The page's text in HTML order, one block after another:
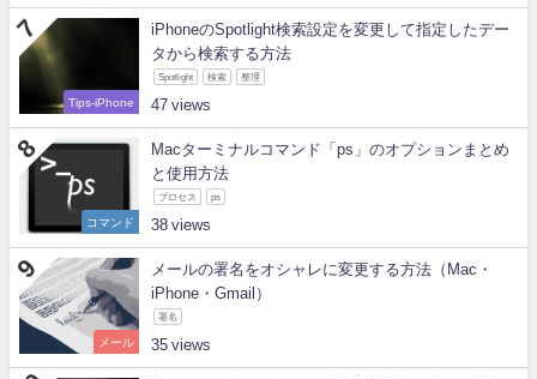
Tips-iPhone
iPhoneのSpotlight検索設定を変更して指定したデー
タから検索する方法
Spotlight 検索 整理
47
コマンド
Macターミナルコマンド「ps」のオプションまとめ
と使用方法
プロセス ps
38
メール
メールの署名をオシャレに変更する方法（Mac・
iPhone・Gmail）
署名
35